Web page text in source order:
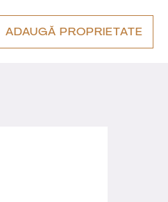
ADAUGĂ PROPRIETATE